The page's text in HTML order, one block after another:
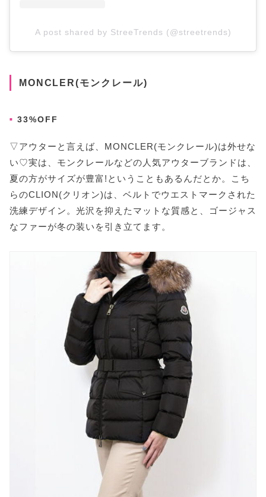
A post shared by StreeTrends (@streetrends)
MONCLER(モンクレール)
33%OFF
▽アウターと言えば、MONCLER(モンクレール)は外せな
い♡実は、モンクレールなどの人気アウターブランドは、
夏の方がサイズが豊富!ということもあるんだとか。こち
らのCLION(クリオン)は、ベルトでウエストマークされた
洗練デザイン。光沢を抑えたマットな質感と、ゴージャス
なファーが冬の装いを引き立てます。